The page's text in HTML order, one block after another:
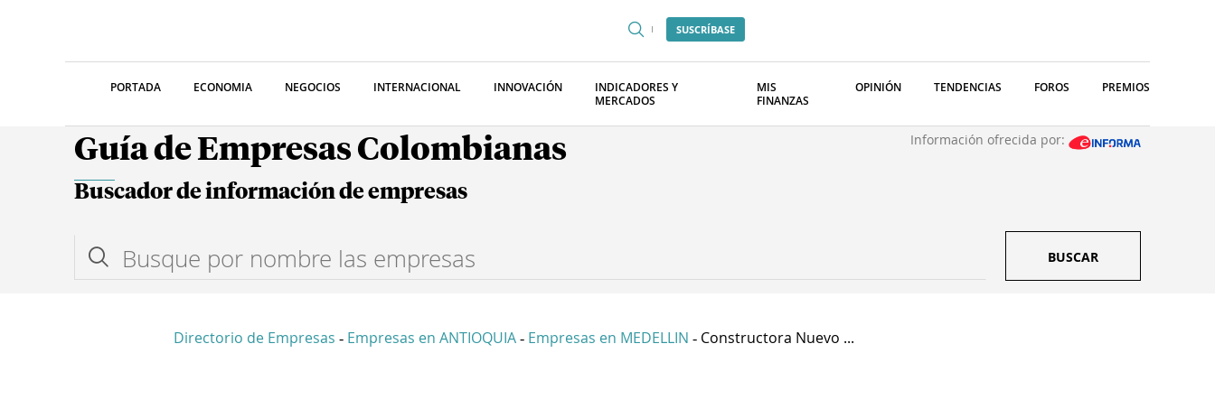
SUSCRÍBASE
PORTADA ECONOMIA NEGOCIOS INTERNACIONAL INNOVACIÓN
INDICADORES Y
MERCADOS
MIS
FINANZAS
OPINIÓN TENDENCIAS FOROS PREMIOS
Guía de Empresas Colombianas Información ofrecida por:
Buscador de información de empresas
BUSCAR
Directorio de Empresas - Empresas en ANTIOQUIA - Empresas en MEDELLIN - Constructora Nuevo ...